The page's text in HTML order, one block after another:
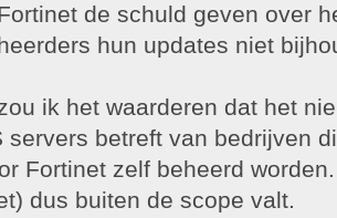
de schuld geven over
hun updates niet
ik het waarderen dat het
servers betreft van bedrijven
Fortinet zelf beheerd
dus buiten de scope valt.